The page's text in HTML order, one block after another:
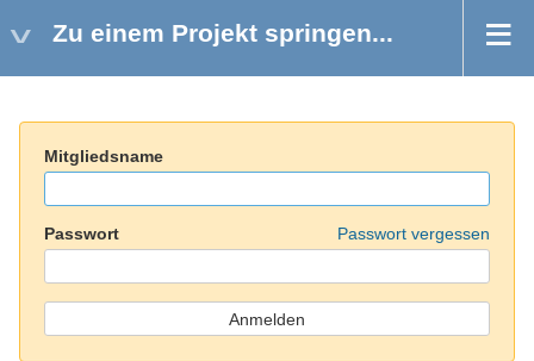
Zu einem Projekt springen...
Mitgliedsname
Passwort Passwort vergessen